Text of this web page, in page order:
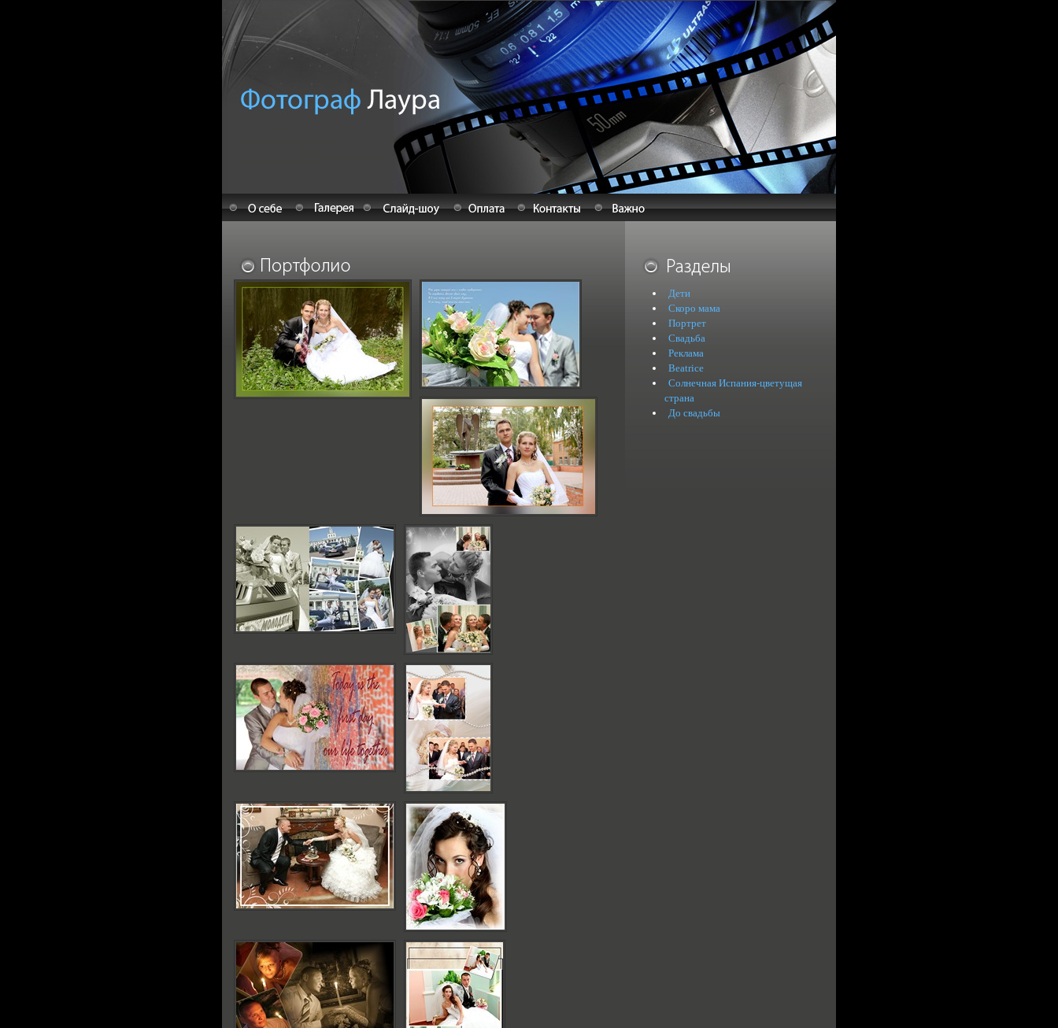
Дети
Скоро мама
Портрет
Свадьба
Реклама
Beatrice
Солнечная Испания-цветущая
страна
До свадьбы